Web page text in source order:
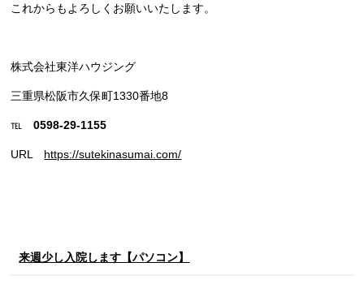
これからもよろしくお願いいたします。
株式会社東洋ハウジング
三重県松阪市久保町1330番地8
℡0598-29-1155
URL https://sutekinasumai.com/
来週少し入院します【パソコン】